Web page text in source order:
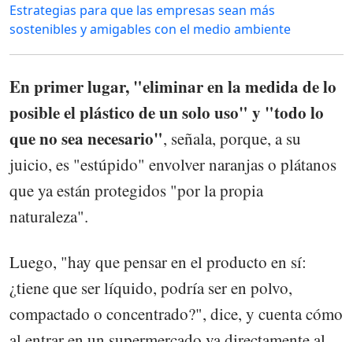
Estrategias para que las empresas sean más
sostenibles y amigables con el medio ambiente
En primer lugar, "eliminar en la medida de lo
posible el plástico de un solo uso" y "todo lo
que no sea necesario", señala, porque, a su
juicio, es "estúpido" envolver naranjas o plátanos
que ya están protegidos "por la propia
naturaleza".
Luego, "hay que pensar en el producto en sí:
¿tiene que ser líquido, podría ser en polvo,
compactado o concentrado?", dice, y cuenta cómo